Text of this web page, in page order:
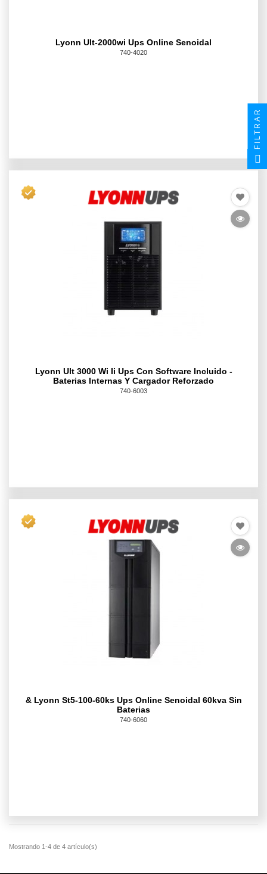
Lyonn Ult-2000wi Ups Online Senoidal
740-4020
Lyonn Ult 3000 Wi Ii Ups Con Software Incluido -
Baterias Internas Y Cargador Reforzado
740-6003
& Lyonn St5-100-60ks Ups Online Senoidal 60kva Sin
Baterias
740-6060
FILTRAR